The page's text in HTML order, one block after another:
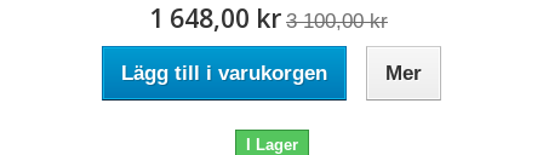
1 648,00 kr 3 100,00 kr
Lägg till i varukorgen Mer
I Lager